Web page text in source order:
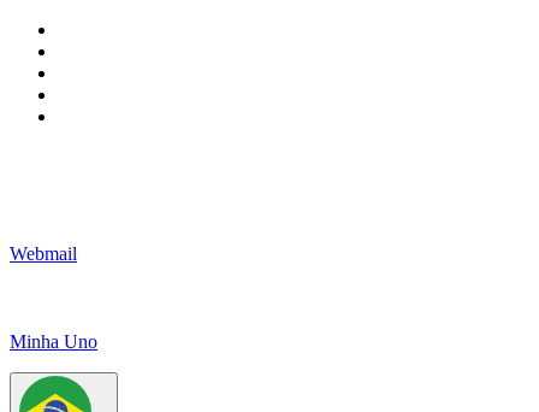
Webmail
Minha Uno